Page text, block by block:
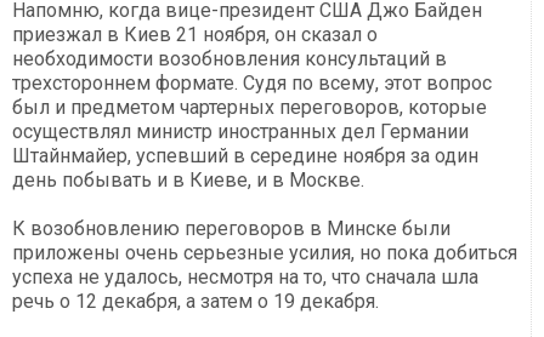
Напомню, когда вице-президент США Джо Байден
приезжал в Киев 21 ноября, он сказал о
необходимости возобновления консультаций в
трехстороннем формате. Судя по всему, этот вопрос
был и предметом чартерных переговоров, которые
осуществлял министр иностранных дел Германии
Штайнмайер, успевший в середине ноября за один
день побывать и в Киеве, и в Москве.
К возобновлению переговоров в Минске были
приложены очень серьезные усилия, но пока добиться
успеха не удалось, несмотря на то, что сначала шла
речь о 12 декабря, а затем о 19 декабря.